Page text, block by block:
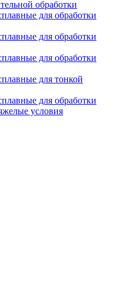
обработки
для обработки
для обработки
для обработки
для тонкой
для обработки
условия